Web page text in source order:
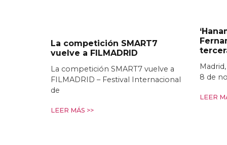
La competición SMART7
vuelve a FILMADRID
La competición SMART7 vuelve a
FILMADRID – Festival Internacional
de
LEER MÁS >>
8 de
LEER